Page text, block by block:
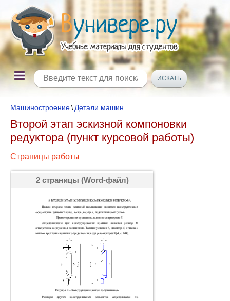
Машиностроение \ Детали машин
Второй этап эскизной компоновки
редуктора (пункт курсовой работы)
Страницы работы
2 страницы (Word-файл)